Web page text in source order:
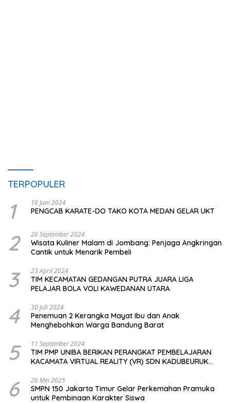
TERPOPULER
1 10 Juni 2024
PENGCAB KARATE-DO TAKO KOTA MEDAN GELAR UKT
2 26 September 2024
Wisata Kuliner Malam di Jombang: Penjaga Angkringan
Cantik untuk Menarik Pembeli
3 23 April 2024
TIM KECAMATAN GEDANGAN PUTRA JUARA LIGA
PELAJAR BOLA VOLI KAWEDANAN UTARA
4 30 Juli 2024
Penemuan 2 Kerangka Mayat Ibu dan Anak
Menghebohkan Warga Bandung Barat
5 11 September 2024
TIM PMP UNIBA BERIKAN PERANGKAT PEMBELAJARAN
KACAMATA VIRTUAL REALITY (VR) SDN KADUBEURUK
6 26 Mei 2025
SMPN 150 Jakarta Timur Gelar Perkemahan Pramuka
untuk Pembinaan Karakter Siswa